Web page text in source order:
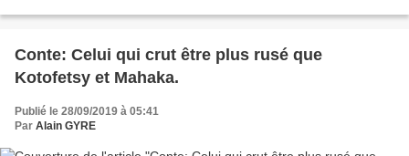
Conte: Celui qui crut être plus rusé que
Kotofetsy et Mahaka.
Publié le 28/09/2019 à 05:41
Par Alain GYRE